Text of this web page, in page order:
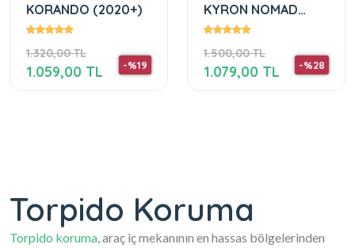
KORANDO (2020+)
1.320,00 TL
-%19
1.059,00 TL
KYRON NOMAD
KORANDO ( 2005-
1.500,00 TL
-%28
1.079,00 TL
Torpido Koruma
Torpido koruma, araç iç mekanının en hassas bölgelerinden